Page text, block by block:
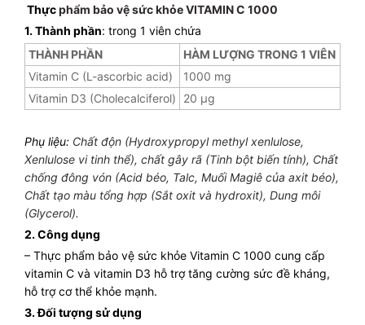
Thựcphẩm bảo vệ sức khỏe VITAMIN C 1000
1. Thành phần: trong 1 viên chứa
THÀNH PHẦN
HÀM LƯỢNG TRONG 1 VIÊN
Vitamin C (L-ascorbic acid)
1000 mg
Vitamin D3 (Cholecalciferol)
20 µg
Phụ liệu: Chất độn (Hydroxypropyl methyl xenlulose,
Xenlulose vi tinh thể), chất gây rã (Tinh bột biến tính), Chất
chống đông vón (Acid béo, Talc, Muối Magiê của axit béo),
Chất tạo màu tổng hợp (Sắt oxit và hydroxit), Dung môi
(Glycerol).
2. Công dụng
– Thực phẩm bảo vệ sức khỏe Vitamin C 1000 cung cấp
vitamin C và vitamin D3 hỗ trợ tăng cường sức đề kháng,
hỗ trợ cơ thể khỏe mạnh.
3. Đối tượng sử dụng